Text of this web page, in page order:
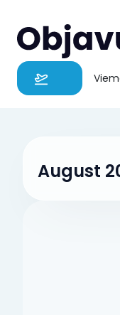
August